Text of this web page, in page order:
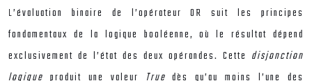
L’évaluation binaire de l’opérateur OR suit les principes
fondamentaux de la logique booléenne, où le résultat dépend
exclusivement de l’état des deux opérandes. Cette disjonction
logique produit une valeur Truedès qu’au moins l’une des